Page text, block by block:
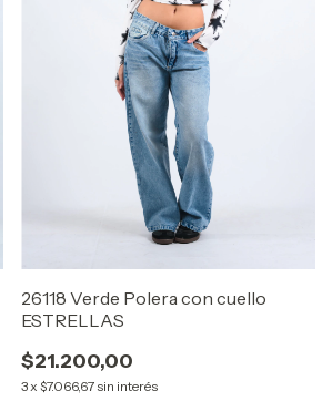
26118 Verde Polera con cuello
ESTRELLAS
$21.200,00
3 x $7.066,67 sin interés